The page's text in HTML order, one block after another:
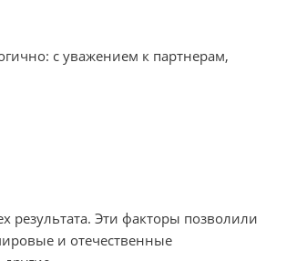
с уважением к партнерам,
результата. Эти факторы позволили
и отечественные